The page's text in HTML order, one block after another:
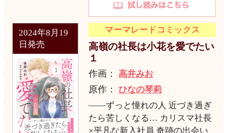
2024年8月19
日発売
マーマレードコミックス
高嶺の社長は小花を愛でたい
１
作画： 高井みお
原作： ひなの琴莉
――ずっと憧れの人 近づき過ぎ
たら苦しくなる… カリスマ社長
×平凡な新入社員 奇跡の出会い